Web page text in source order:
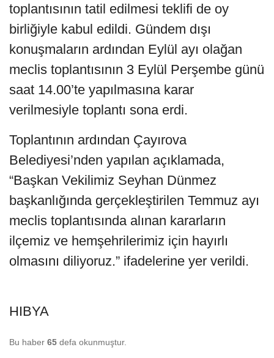
toplantısının tatil edilmesi teklifi de oy
birliğiyle kabul edildi. Gündem dışı
konuşmaların ardından Eylül ayı olağan
meclis toplantısının 3 Eylül Perşembe günü
saat 14.00’te yapılmasına karar
verilmesiyle toplantı sona erdi.
Toplantının ardından Çayırova
Belediyesi’nden yapılan açıklamada,
“Başkan Vekilimiz Seyhan Dünmez
başkanlığında gerçekleştirilen Temmuz ayı
meclis toplantısında alınan kararların
ilçemiz ve hemşehrilerimiz için hayırlı
olmasını diliyoruz.” ifadelerine yer verildi.
HIBYA
Bu haber 65 defa okunmuştur.